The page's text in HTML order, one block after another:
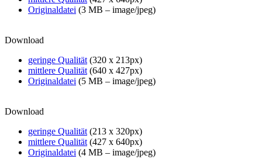
Originaldatei (3 MB – image/jpeg)
Download
geringe Qualität (320 x 213px)
mittlere Qualität (640 x 427px)
Originaldatei (5 MB – image/jpeg)
Download
geringe Qualität (213 x 320px)
mittlere Qualität (427 x 640px)
Originaldatei (4 MB – image/jpeg)